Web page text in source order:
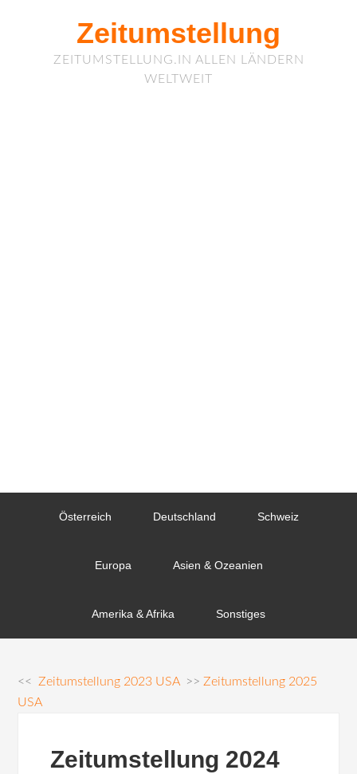
Zeitumstellung
ZEITUMSTELLUNG.IN ALLEN LÄNDERN
WELTWEIT
Österreich Deutschland Schweiz
Europa Asien & Ozeanien
Amerika & Afrika Sonstiges
<< Zeitumstellung 2023 USA >> Zeitumstellung 2025
USA
Zeitumstellung 2024